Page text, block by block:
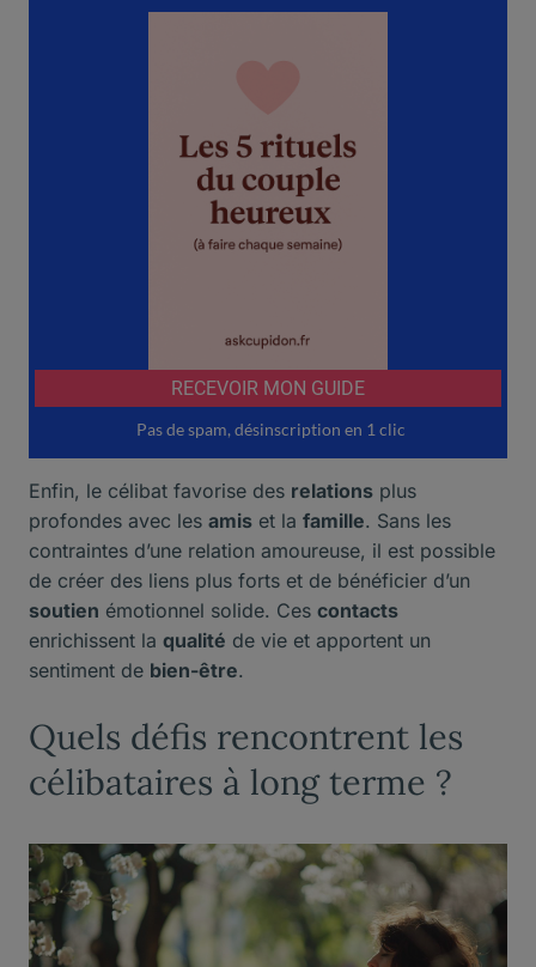
Enfin, le célibat favorise des relations plus
profondes avec les amis et la famille. Sans les
contraintes d’une relation amoureuse, il est possible
de créer des liens plus forts et de bénéficier d’un
soutien émotionnel solide. Ces contacts
enrichissent la qualité de vie et apportent un
sentiment de bien-être.
Quels défis rencontrent les
célibataires à long terme ?